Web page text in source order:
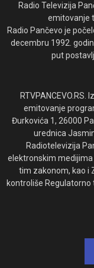
Radio Televizija
emitovanje
Radio Pančevo je
decembru 1992.
put
emitovanje
Đurkovića 1, 26000
urednica
Radiotelevizija
elektronskim
tim zakonom, kao i
kontroliše